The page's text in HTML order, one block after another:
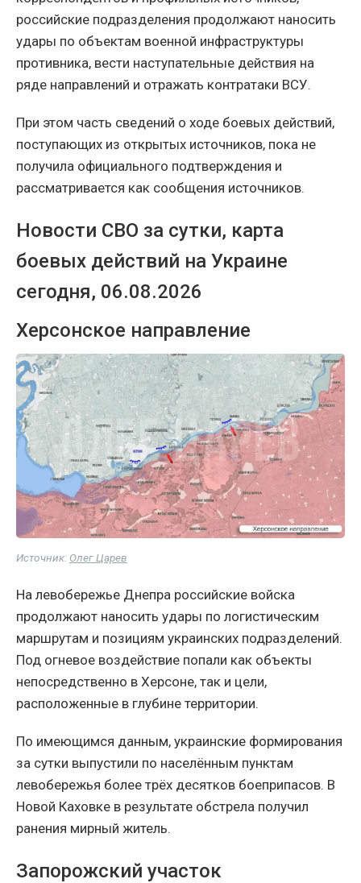
российские подразделения продолжают наносить
удары по объектам военной инфраструктуры
противника, вести наступательные действия на
ряде направлений и отражать контратаки ВСУ.
При этом часть сведений о ходе боевых действий,
поступающих из открытых источников, пока не
получила официального подтверждения и
рассматривается как сообщения источников.
Новости СВО за сутки, карта
боевых действий на Украине
сегодня, 06.08.2026
Херсонское направление
Источник: Олег Царев
На левобережье Днепра российские войска
продолжают наносить удары по логистическим
маршрутам и позициям украинских подразделений.
Под огневое воздействие попали как объекты
непосредственно в Херсоне, так и цели,
расположенные в глубине территории.
По имеющимся данным, украинские формирования
за сутки выпустили по населённым пунктам
левобережья более трёх десятков боеприпасов. В
Новой Каховке в результате обстрела получил
ранения мирный житель.
Запорожский участок